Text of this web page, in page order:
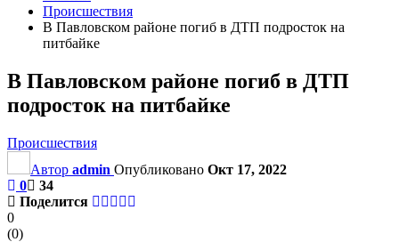
Происшествия
В Павловском районе погиб в ДТП подросток на
питбайке
В Павловском районе погиб в ДТП
подросток на питбайке
Происшествия
Автор admin Опубликовано Окт 17, 2022
0
34
Поделится
0
(0)